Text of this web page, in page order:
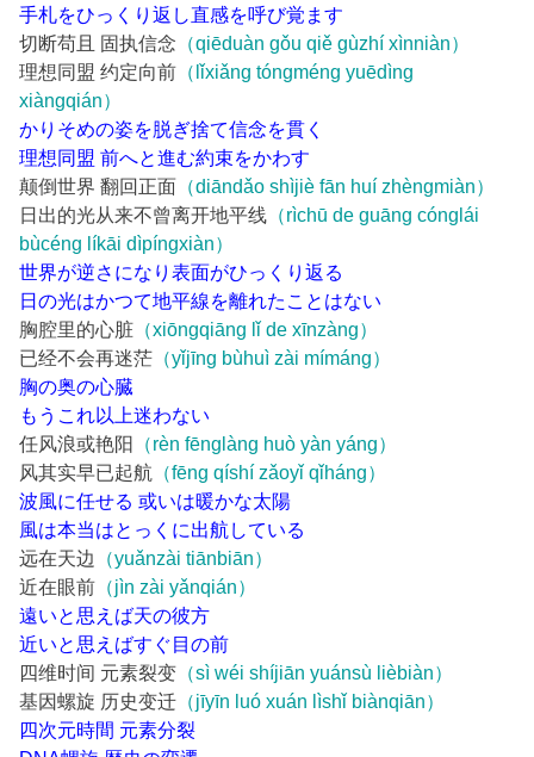
手札をひっくり返し直感を呼び覚ます
切断苟且 固执信念 （qiēduàn gǒu qiě gùzhí xìnniàn）
理想同盟 约定向前 （lǐxiǎng tóngméng yuēdìng
xiàngqián）
かりそめの姿を脱ぎ捨て信念を貫く
理想同盟 前へと進む約束をかわす
颠倒世界 翻回正面 （diāndǎo shìjiè fān huí zhèngmiàn）
日出的光从来不曾离开地平线 （rìchū de guāng cónglái
bùcéng líkāi dìpíngxiàn）
世界が逆さになり表面がひっくり返る
日の光はかつて地平線を離れたことはない
胸腔里的心脏 （xiōngqiāng lǐ de xīnzàng）
已经不会再迷茫 （yǐjīng bùhuì zài mímáng）
胸の奥の心臓
もうこれ以上迷わない
任风浪或艳阳
（rèn fēnglàng huò yàn yáng）
风其实早已起航 （fēng qíshí zǎoyǐ qǐháng）
波風に任せる 或いは暖かな太陽
風は本当はとっくに出航している
远在天边
（yuǎnzài tiānbiān）
近在眼前 （jìn zài yǎnqián）
遠いと思えば天の彼方
近いと思えばすぐ目の前
四维时间 元素裂变 （sì wéi shíjiān yuánsù lièbiàn）
基因螺旋 历史变迁 （jīyīn luó xuán lìshǐ biànqiān）
四次元時間 元素分裂